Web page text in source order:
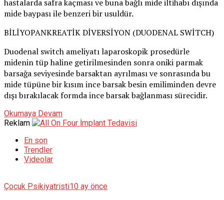
hastalarda safra kaçması ve buna bağlı mide iltihabı dışında
mide baypası ile benzeri bir usuldür.
BİLİYOPANKREATİK DİVERSİYON (DUODENAL SWİTCH)
Duodenal switch ameliyatı laparoskopik prosedürle
midenin tüp haline getirilmesinden sonra oniki parmak
barsağa seviyesinde barsaktan ayrılması ve sonrasında bu
mide tüpüne bir kısım ince barsak besin emiliminden devre
dışı bırakılacak formda ince barsak bağlanması sürecidir.
Okumaya Devam
Reklam
En son
Trendler
Videolar
Çocuk Psikiyatristi10 ay önce